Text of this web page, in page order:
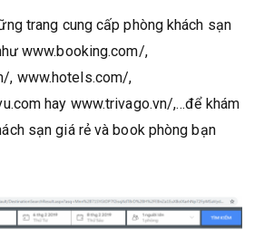
trang cung cấp phòng khách sạn
www.booking.com/‎,
‎, www.hotels.com/‎,
hay www.trivago.vn/,…để khám
sạn giá rẻ và book phòng bạn